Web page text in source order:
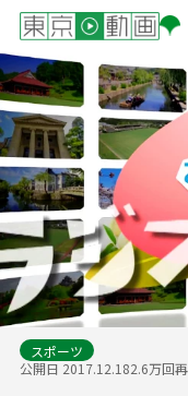
Play
スポーツ
公開日 2017.12.182.6万回